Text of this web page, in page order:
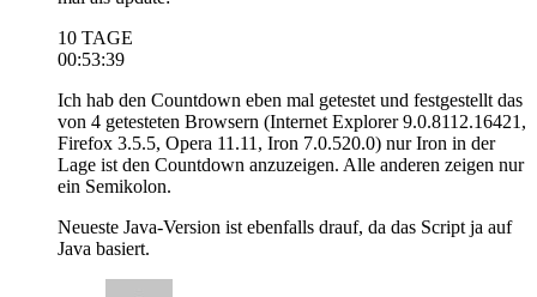
10 TAGE
00:53:39
Ich hab den Countdown eben mal getestet und festgestellt das
von 4 getesteten Browsern (Internet Explorer 9.0.8112.16421,
Firefox 3.5.5, Opera 11.11, Iron 7.0.520.0) nur Iron in der
Lage ist den Countdown anzuzeigen. Alle anderen zeigen nur
ein Semikolon.
Neueste Java-Version ist ebenfalls drauf, da das Script ja auf
Java basiert.